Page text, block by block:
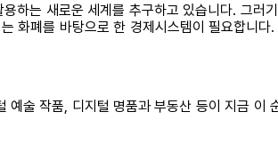
하는 새로운 세계를 추구하고 있습니다. 그러
화폐를 바탕으로 한 경제시스템이 필요합니
술 작품, 디지털 명품과 부동산 등이 지금 이